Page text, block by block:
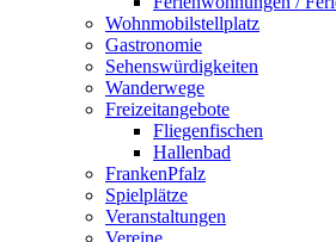
Wohnmobilstellplatz
Gastronomie
Sehenswürdigkeiten
Wanderwege
Freizeitangebote
Fliegenfischen
Hallenbad
FrankenPfalz
Spielplätze
Veranstaltungen
Vereine